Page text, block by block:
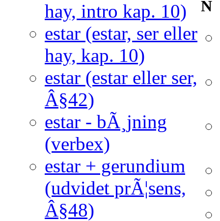
hay, intro kap. 10)
estar (estar, ser eller
hay, kap. 10)
estar (estar eller ser,
Â§42)
estar - bÃ¸jning
(verbex)
estar + gerundium
(udvidet prÃ¦sens,
Â§48)
N